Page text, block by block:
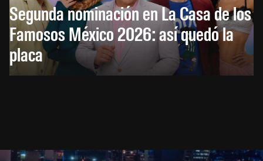
Segunda nominación en La Casa de los
Famosos México 2026: así quedó la
placa